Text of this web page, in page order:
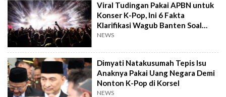
Viral Tudingan Pakai APBN untuk
Konser K-Pop, Ini 6 Fakta
Klarifikasi Wagub Banten Soal
Putrinya
NEWS
Dimyati Natakusumah Tepis Isu
Anaknya Pakai Uang Negara Demi
Nonton K-Pop di Korsel
NEWS